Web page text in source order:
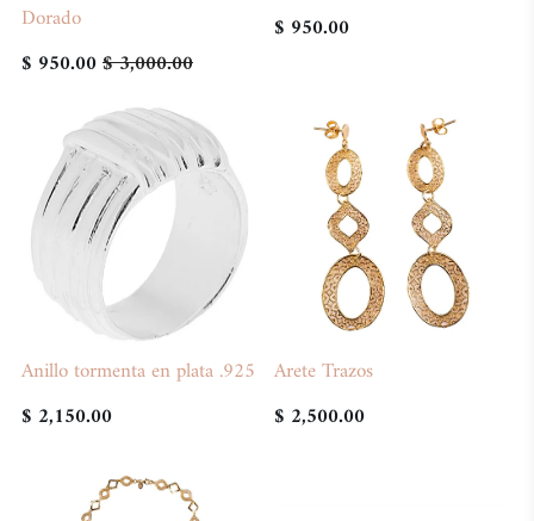
Dorado
$ 950.00$ 3,000.00
$ 950.00
Anillo tormenta en plata .925
$ 2,150.00
Arete Trazos
$ 2,500.00